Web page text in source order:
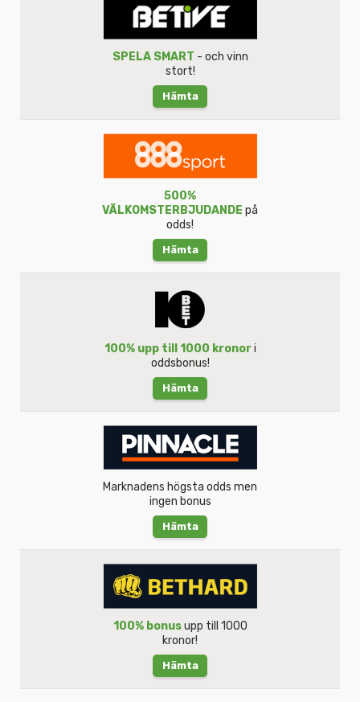
SPELA SMART - och vinn
stort!
Hämta
500%
VÄLKOMSTERBJUDANDE på
odds!
Hämta
100% upp till 1000 kronori
oddsbonus!
Hämta
Marknadens högsta odds men
ingen bonus
Hämta
100% bonusupp till 1000
kronor!
Hämta